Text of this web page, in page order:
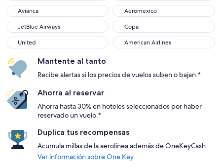
Avianca
Avianca Aeromexico
Aeromexico
JetBlue Airways
JetBlue Airways Copa
Copa
United
United American Airlines
American Airlines
Mantente al tanto
Recibe alertas si los precios de vuelos suben o bajan.*
Ahorra al reservar
Ahorra hasta 30% en hoteles seleccionados por haber
reservado un vuelo.*
Duplica tus recompensas
Acumula millas de la aerolínea además de OneKeyCash.
Ver información sobre One Key